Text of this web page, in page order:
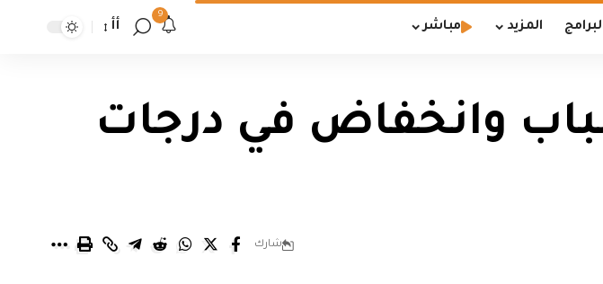
المزيد مباشر
9
أأ
وانخفاض في درجات
شارك